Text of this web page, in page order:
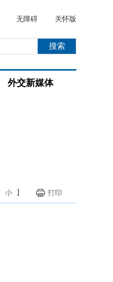
无障碍 关怀版
外交新媒体
小 】 打印